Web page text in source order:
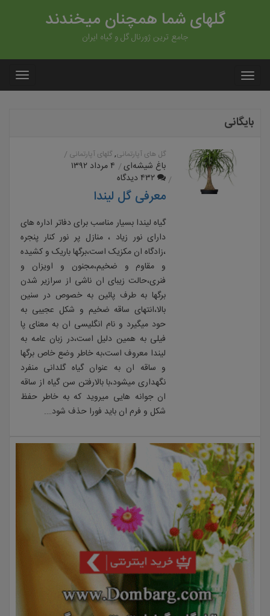
گلهای شما همچنان میخندند
جامع ترین ژورنال گل و گیاه ایران
بایگانی
گل های آپارتمانی, گلهای آپارتمانی
باغ شیشه‌ای
۴ مرداد ۱۳۹۲
۴۳۲ دیدگاه
معرفی گل لیندا
گیاه لیندا بسیار مناسب برای دفاتر اداره های
دارای نور زیاد ، منازل پر نور کنار پنجره
،زادگاه ان مکزیک است،برگها باریک و کشیده
و مقاوم و ضخیم،مجنون و اویزان و
فنری،حالت زیبای ان ناشی از سرازیر شدن
برگها به طرف پائین به خصوص در سنین
بالا،انتهای ساقه ضخیم و شکل عجیبی به
حود میگیرد و نام انگلیسی ان به معنای پا
فیلی به همین دلیل است،در زبان عامه به
لیندا معروف است،به خاطر وضع خاص برگها
و ساقه ان به عنوان گیاه گلدانی منفرد
نگهداری میشود،با بالارفتن سن گیاه از ساقه
ان جوانه هایی میروید که به خاطر حفظ
شکل و فرم ان باید فورا حذف شود….